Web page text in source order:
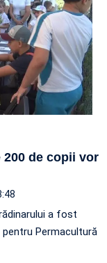
200 de copii vor
a fost
Permacultură